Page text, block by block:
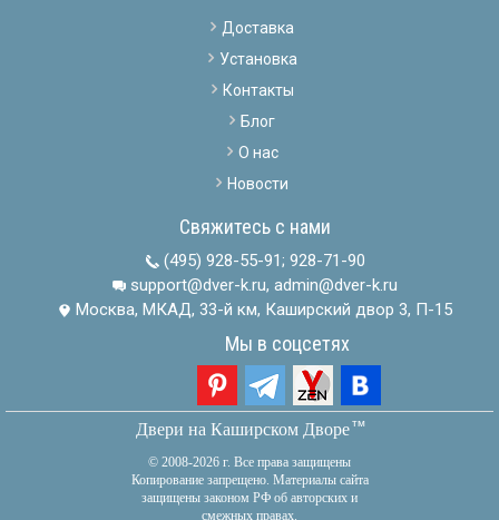
Доставка
Установка
Контакты
Блог
О нас
Новости
Свяжитесь с нами
(495) 928-55-91; 928-71-90
support@dver-k.ru, admin@dver-k.ru
Москва, МКАД, 33-й км, Каширский двор 3, П-15
Мы в соцсетях
Двери на Каширском Дворетм
© 2008-2026 г. Все права защищены
Копирование запрещено. Материалы сайта
защищены законом РФ об авторских и
смежных правах.